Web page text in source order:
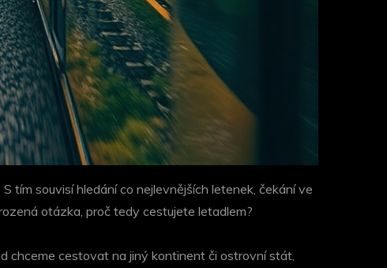
tím souvisí hledání co nejlevnějších letenek, čekání ve
otázka, proč tedy cestujete letadlem?
chceme cestovat na jiný kontinent či ostrovní stát,